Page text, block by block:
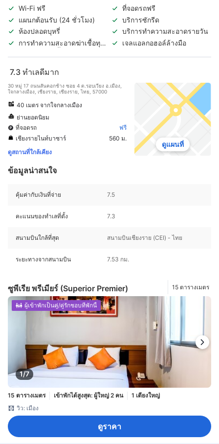
Wi-Fi ฟรี
ที่จอดรถฟรี
แผนกต้อนรับ (24 ชั่วโมง)
บริการซักรีด
ห้องปลอดบุหรี่
บริการทำความสะอาดรายวัน
การทำความสะอาดฆ่าเชื้อทุก
เจลแอลกอฮอล์ล้างมือ
7.3 ทำเลดีมาก
30 หมู่ 17 ถนนสันคอกช้าง ซอย 4 ต.รอบเวียง อ.เมือง,
ใจกลางเมือง, เชียงราย, เชียงราย, ไทย, 57000
40 เมตร จากใจกลางเมือง
ย่านยอดนิยม
ที่จอดรถ
ฟรี
เชียงรายไนท์บาซาร์
560 ม.
ดูสถานที่ใกล้เคียง
ดูแผนที่
ข้อมูลน่าสนใจ
คุ้มค่ากับเงินที่จ่าย 7.5
คะแนนของทำเลที่ตั้ง 7.3
สนามบินใกล้ที่สุด สนามบินเชียงราย (CEI) - ไทย
ระยะทางจากสนามบิน 7.53 กม.
ซูพีเรีย พรีเมียร์ (Superior Premier) 15 ตารางเมตร
1/7
ผู้เข้าพักเป็นคู่/คู่รักชอบที่พักนี้
15 ตารางเมตร เข้าพักได้สูงสุด: ผู้ใหญ่ 2 คน
1 เตียงใหญ่
วิว: เมือง
ดูราคา